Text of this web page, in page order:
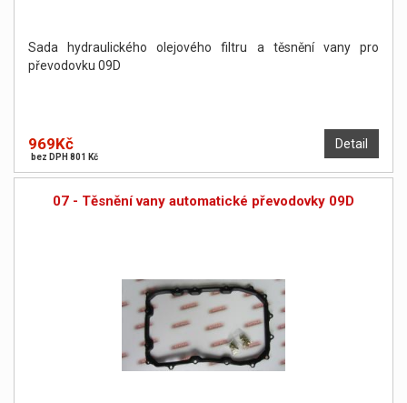
Sada hydraulického olejového filtru a těsnění vany pro
převodovku 09D
Detail
969Kč
bez DPH 801 Kč
07 - Těsnění vany automatické převodovky 09D